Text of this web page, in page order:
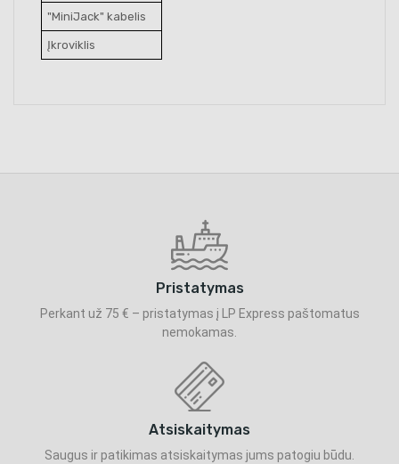
"MiniJack" kabelis
Įkroviklis
Pristatymas
Perkant už 75 € – pristatymas į LP Express paštomatus
nemokamas.
Atsiskaitymas
Saugus ir patikimas atsiskaitymas jums patogiu būdu.